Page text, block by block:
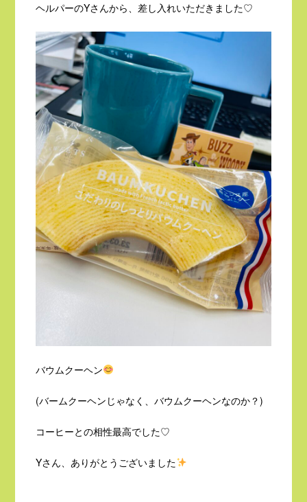
ヘルパーのYさんから、差し入れいただきました♡
バウムクーヘン
(バームクーヘンじゃなく、バウムクーヘンなのか？)
コーヒーとの相性最高でした♡
Yさん、ありがとうございました